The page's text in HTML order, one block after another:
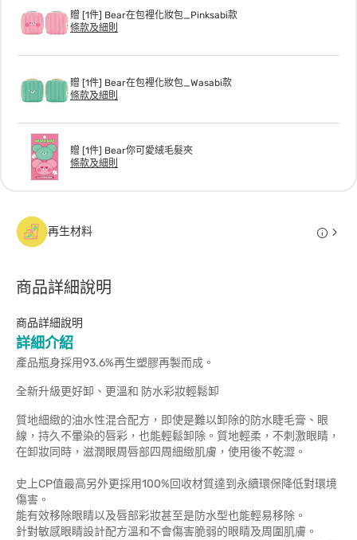
贈 [1件] Bear在包裡化妝包_Pinksabi款
條款及細則
贈 [1件] Bear在包裡化妝包_Wasabi款
條款及細則
贈 [1件] Bear你可愛絨毛髮夾
條款及細則
再生材料
商品詳細說明
商品詳細說明
詳細介紹
產品瓶身採用93.6%再生塑膠再製而成。
全新升級更好卸、更溫和 防水彩妝輕鬆卸
質地細緻的油水性混合配方，即使是難以卸除的防水睫毛膏、眼
線，持久不暈染的唇彩，也能輕鬆卸除。質地輕柔，不刺激眼睛，
在卸妝同時，滋潤眼周唇部四周細緻肌膚，使用後不乾澀。
史上CP值最高另外更採用100%回收材質達到永續環保降低對環境
傷害。
能有效移除眼睛以及唇部彩妝甚至是防水型也能輕易移除。
針對敏感眼睛設計配方溫和不會傷害脆弱的眼睛及周圍肌膚。